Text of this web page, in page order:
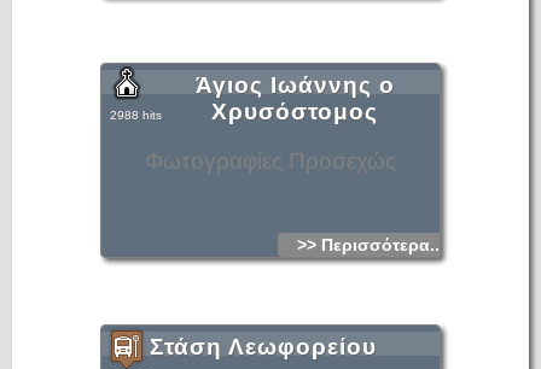
Φωτογραφίες Προσεχώς
Άγιος Ιωάννης ο
Χρυσόστομος
2988 hits
>> Περισσότερα...
Στάση Λεωφορείου